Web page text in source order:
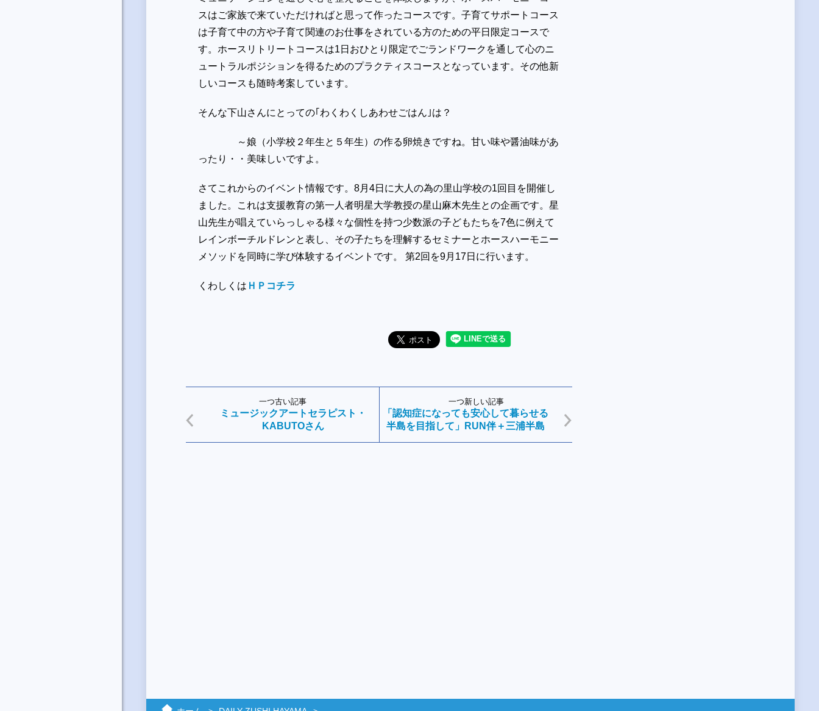
スはご家族で来ていただければと思って作ったコースです。子育てサポートコース
は子育て中の方や子育て関連のお仕事をされている方のための平日限定コースで
す。ホースリトリートコースは1日おひとり限定でごランドワークを通して心のニ
ュートラルポジションを得るためのプラクティスコースとなっています。その他新
しいコースも随時考案しています。
そんな下山さんにとっての｢わくわくしあわせごはん｣は？
～娘（小学校２年生と５年生）の作る卵焼きですね。甘い味や醤油味があ
ったり・・美味しいですよ。
さてこれからのイベント情報です。8月4日に大人の為の里山学校の1回目を開催し
ました。これは支援教育の第一人者明星大学教授の星山麻木先生との企画です。星
山先生が唱えていらっしゃる様々な個性を持つ少数派の子どもたちを7色に例えて
レインボーチルドレンと表し、その子たちを理解するセミナーとホースハーモニー
メソッドを同時に学び体験するイベントです。 第2回を9月17日に行います。
くわしくは ＨＰコチラ
一つ古い記事
ミュージックアートセラピスト・
KABUTOさん
一つ新しい記事
「認知症になっても安心して暮らせる
半島を目指して」RUN伴＋三浦半島